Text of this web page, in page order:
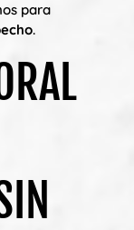
para
.